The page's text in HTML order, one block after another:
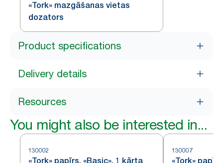
«Tork» mazgāšanas vietas
dozators
Product specifications
Delivery details
Resources
You might also be interested in...
130002
«Tork» papīrs, «Basic», 1 kārta
130007
«Tork»